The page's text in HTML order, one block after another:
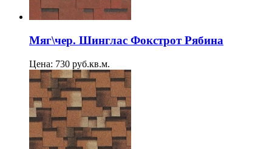
Мяг\чер. Шинглас Фокстрот Рябина
Цена: 730 руб.кв.м.